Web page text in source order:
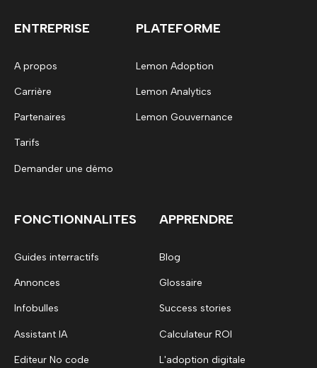
ENTREPRISE
A propos
Carrière
Partenaires
Tarifs
Demander une démo
PLATEFORME
Lemon Adoption
Lemon Analytics
Lemon Gouvernance
FONCTIONNALITES
Guides interractifs
Annonces
Infobulles
Assistant IA
Editeur No code
APPRENDRE
Blog
Glossaire
Success stories
Calculateur ROI
L'adoption digitale